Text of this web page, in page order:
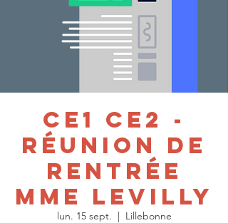
CE1 CE2 -
Réunion de
rentrée
mme Levilly
lun. 15 sept.
  |
Lillebonne